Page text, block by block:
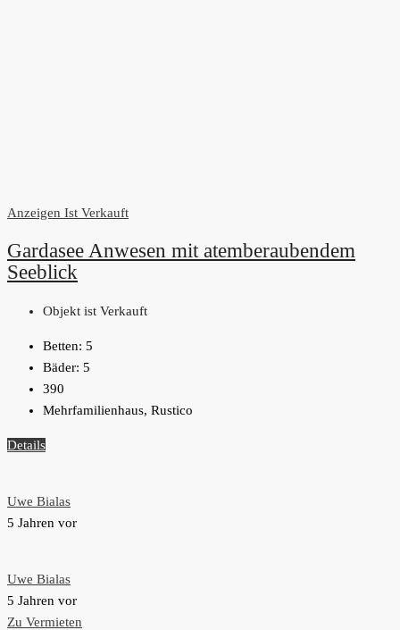
Anzeigen Ist Verkauft
Gardasee Anwesen mit atemberaubendem
Seeblick
Objekt ist Verkauft
Betten: 5
Bäder: 5
390
Mehrfamilienhaus, Rustico
Details
Uwe Bialas
5 Jahren vor
Uwe Bialas
5 Jahren vor
Zu Vermieten